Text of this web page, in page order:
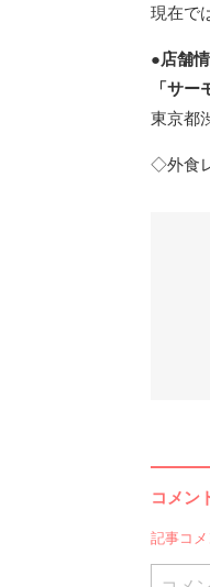
現在で
●店舗
「サー
東京都
◇外食
コメン
記事コ